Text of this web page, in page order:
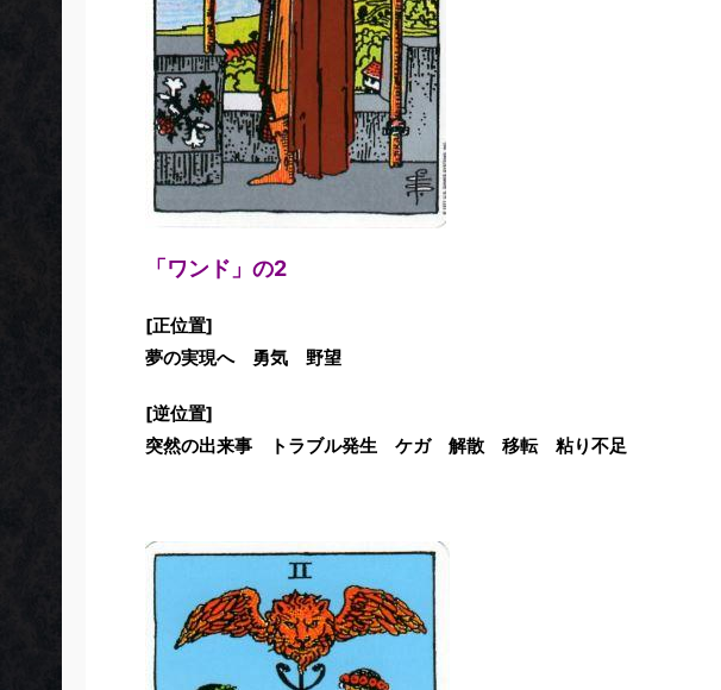
「ワンド」の2
[正位置]
夢の実現へ 勇気 野望
[逆位置]
突然の出来事 トラブル発生 ケガ 解散 移転 粘り不足